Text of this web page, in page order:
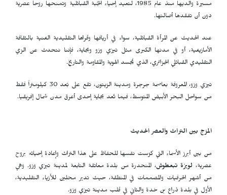
مسيرة والديها منذ عام 1985، لتعيد إحياء الجُبة القبائلية وتمنحها روحاً عصرية
دون أن تفقدها أصالتها.
عند الحديث عن المرأة القبائلية، سواء في أريافها وقراها التقليدية الغنية بالثقافة
الأمازيغية، أو في مدنها الكبرى مثل تيزي وزو وبجاية، فإننا نتحدث عن الزي
التقليدي القبائلي الجزائري، الذي يُجسد الهوية والمقاومة والتاريخ.
تيزي وزو، المعروفة بعاصمة جرجرة ومدينة الزيتون، تقع على بُعد 30 كيلومتراً فقط
من سواحل البحر الأبيض المتوسط، فيما تُعد بجاية إحدى أعرق مدن شمال إفريقيا.
المزج بين التراث والعصر الحديث
من بين أبرز الأسماء التي كرّست نفسها للحفاظ على هذا التراث وإعادة إحيائه بروح
عصرية، لويزة تبعطوش، المنحدرة من بلدة معاتقة التابعة لمدينة تيزي وزو. وهي
من أشهر الحرفيات والمصممات في المنطقة، حيث تدير محلين للأزياء التقليدية،
الأول في بلدة ذراع بن خدة والثاني في قلب مدينة تيزي وزو.